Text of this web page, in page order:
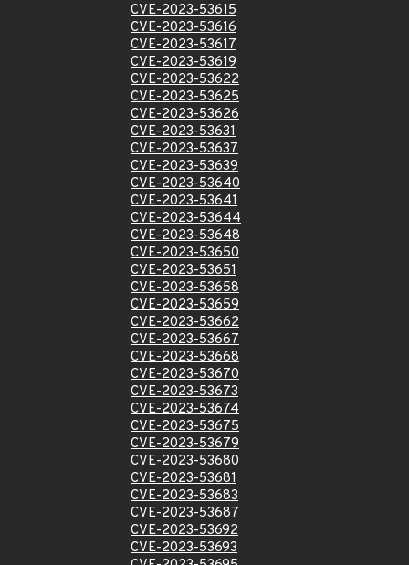
CVE-2023-53615
CVE-2023-53616
CVE-2023-53617
CVE-2023-53619
CVE-2023-53622
CVE-2023-53625
CVE-2023-53626
CVE-2023-53631
CVE-2023-53637
CVE-2023-53639
CVE-2023-53640
CVE-2023-53641
CVE-2023-53644
CVE-2023-53648
CVE-2023-53650
CVE-2023-53651
CVE-2023-53658
CVE-2023-53659
CVE-2023-53662
CVE-2023-53667
CVE-2023-53668
CVE-2023-53670
CVE-2023-53673
CVE-2023-53674
CVE-2023-53675
CVE-2023-53679
CVE-2023-53680
CVE-2023-53681
CVE-2023-53683
CVE-2023-53687
CVE-2023-53692
CVE-2023-53693